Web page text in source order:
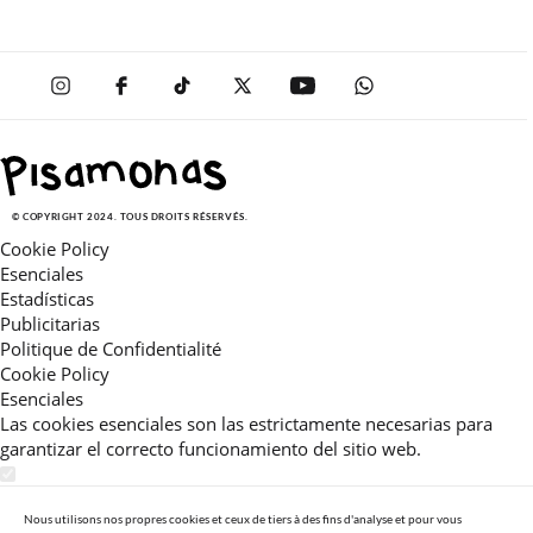
© COPYRIGHT 2024. TOUS DROITS RÉSERVÉS.
Cookie Policy
Esenciales
Estadísticas
Publicitarias
Politique de Confidentialité
Cookie Policy
Esenciales
Las cookies esenciales son las estrictamente necesarias para
garantizar el correcto funcionamiento del sitio web.
Estas cookies nos permiten ofrecerle una experiencia en el sitio
Nous utilisons nos propres cookies et ceux de tiers à des fins d'analyse et pour vous